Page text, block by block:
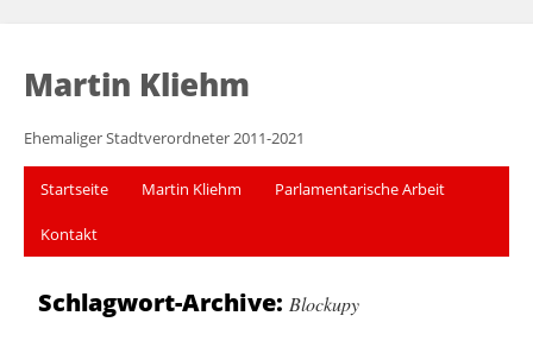
Martin Kliehm
Ehemaliger Stadtverordneter 2011-2021
Startseite Martin Kliehm Parlamentarische Arbeit
Kontakt
Schlagwort-Archive: Blockupy